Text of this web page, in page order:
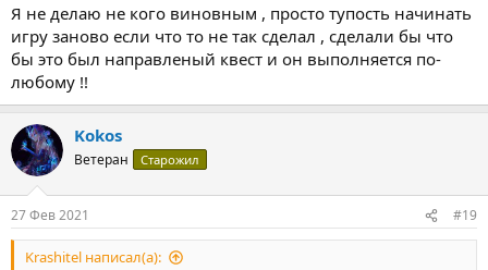
Я не делаю не кого виновным , просто тупость начинать
игру заново если что то не так сделал , сделали бы что
бы это был направленый квест и он выполняется по-
любому !!
Kokos
Ветеран Старожил
27 Фев 2021 #19
Krashitel написал(а):